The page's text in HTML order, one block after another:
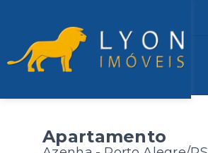
Apartamento